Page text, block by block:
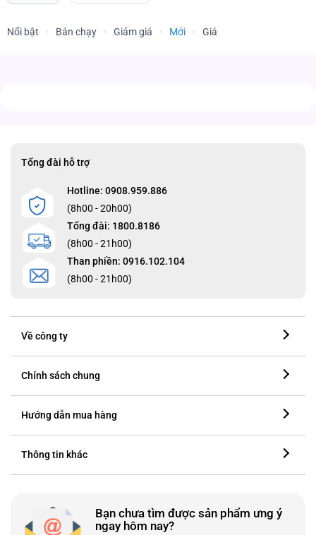
Nổi bật Bán chạy Giảm giá Mới Giá
Tổng đài hỗ trợ
Hotline: 0908.959.886
(8h00 - 20h00)
Tổng đài: 1800.8186
(8h00 - 21h00)
Than phiền: 0916.102.104
(8h00 - 21h00)
Về công ty
Chính sách chung
Hướng dẫn mua hàng
Thông tin khác
Bạn chưa tìm được sản phẩm ưng ý
ngay hôm nay?